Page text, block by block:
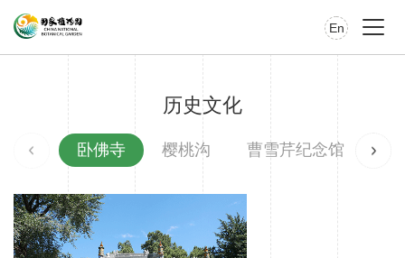
En
历史文化
卧佛寺 樱桃沟 曹雪芹纪念馆